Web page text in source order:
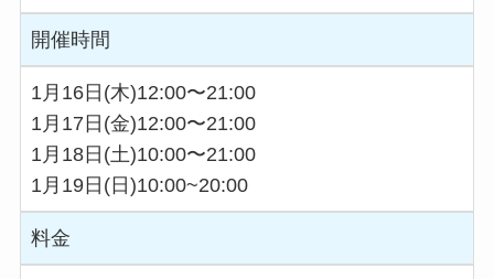
開催時間
1月16日(木)12:00〜21:00
1月17日(金)12:00〜21:00
1月18日(土)10:00〜21:00
1月19日(日)10:00~20:00
料金